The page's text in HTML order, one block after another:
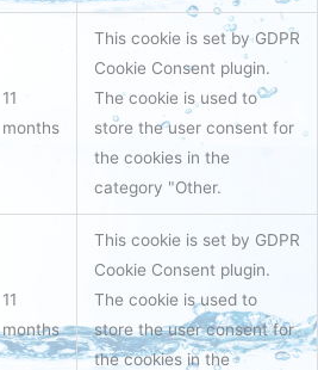
11
months
This cookie is set by GDPR
Cookie Consent plugin.
The cookie is used to
store the user consent for
the cookies in the
category "Other.
11
months
This cookie is set by GDPR
Cookie Consent plugin.
The cookie is used to
store the user consent for
the cookies in the